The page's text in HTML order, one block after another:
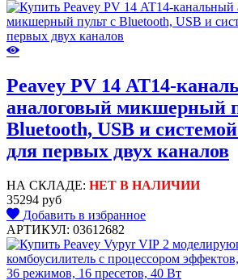
Peavey PV 14 AT14-
аналоговый микшерный
Bluetooth, USB и
для первых двух каналов
НА СКЛАДЕ: НЕТ В НАЛИЧИИ
35294 руб
Добавить в избранное
АРТИКУЛ: 03612682